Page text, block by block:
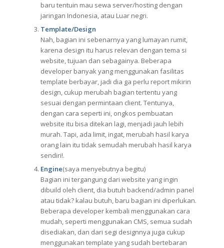
baru tentuin mau sewa server/hosting dengan
jaringan Indonesia, atau Luar negri.
Template/Design
Nah, bagian ini sebenarnya yang lumayan rumit,
karena design itu harus relevan dengan tema si
website, tujuan dan sebagainya. Beberapa
developer banyak yang menggunakan fasilitas
template berbayar, jadi dia ga perlu report mikirin
design, cukup merubah bagian tertentu yang
sesuai dengan permintaan client. Tentunya,
dengan cara seperti ini, ongkos pembuatan
website itu bisa ditekan lagi, menjadi jauh lebih
murah. Tapi, ada limit, ingat, merubah hasil karya
orang lain itu tidak semudah merubah hasil karya
sendiri!.
Engine(saya menyebutnya begitu)
Bagian ini tergangung dari website yang ingin
dibuild oleh client, dia butuh backend/admin panel
atau tidak? kalau butuh, baru bagian ini diperlukan.
Beberapa developer kembali menggunakan cara
mudah, seperti menggunakan CMS, semua sudah
disediakan, dan dari segi designnya juga cukup
menggunakan template yang sudah bertebaran